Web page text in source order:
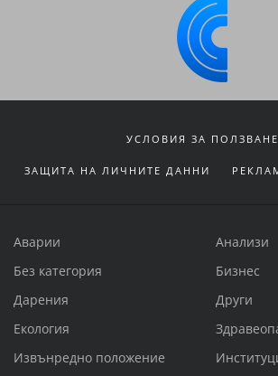
УСЛОВИЯ ЗА ПОЛЗВАНЕ
ЗАЩИТА НА ЛИЧНИТЕ ДАННИ
Аварии
Анализи
Без категория
Бизнес
Дарения
Други
Екология
Извънредно положение